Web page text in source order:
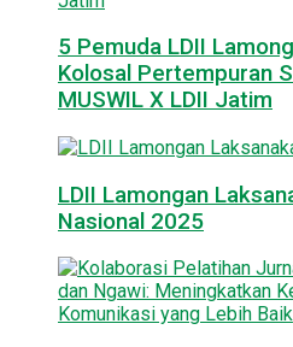
5 Pemuda LDII
Kolosal Pertempuran
MUSWIL X LDII Jatim
LDII Lamongan
Nasional 2025